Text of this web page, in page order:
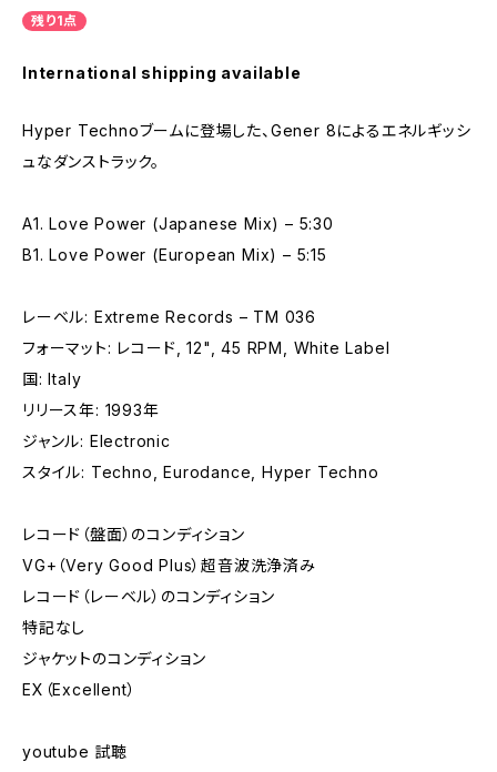
残り1点
International shipping available
Hyper Technoブームに登場した、Gener 8によるエネルギッシ
ュなダンストラック。
A1. Love Power (Japanese Mix) – 5:30
B1. Love Power (European Mix) – 5:15
レーベル: Extreme Records – TM 036
フォーマット: レコード, 12", 45 RPM, White Label
国: Italy
リリース年: 1993年
ジャンル: Electronic
スタイル: Techno, Eurodance, Hyper Techno
レコード（盤面）のコンディション
VG+（Very Good Plus）超音波洗浄済み
レコード（レーベル）のコンディション
特記なし
ジャケットのコンディション
EX（Excellent）
youtube 試聴